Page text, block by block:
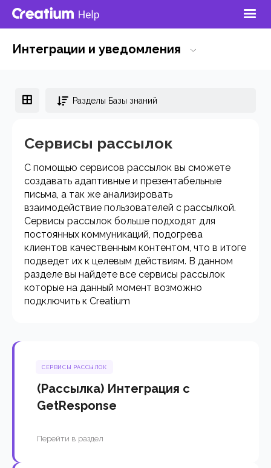
Интеграции и уведомления
Разделы Базы знаний
Сервисы рассылок
С помощью сервисов рассылок вы сможете
создавать адаптивные и презентабельные
письма, а так же анализировать
взаимодействие пользователей с рассылкой.
Сервисы рассылок больше подходят для
постоянных коммуникаций, подогрева
клиентов качественным контентом, что в итоге
подведет их к целевым действиям. В данном
разделе вы найдете все сервисы рассылок
которые на данный момент возможно
подключить к Creatium
СЕРВИСЫ РАССЫЛОК
(Рассылка) Интеграция с
GetResponse
Перейти в раздел